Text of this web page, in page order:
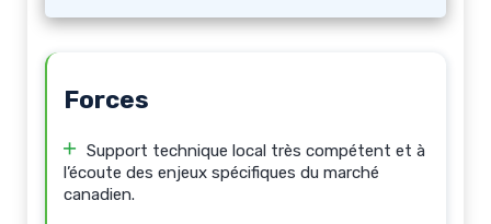
Forces
Support technique local très compétent et à
l’écoute des enjeux spécifiques du marché
canadien.